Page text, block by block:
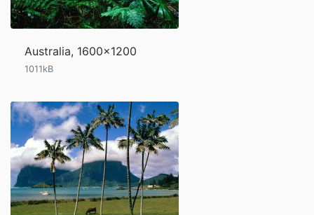
Australia, 1600x1200
1011kB